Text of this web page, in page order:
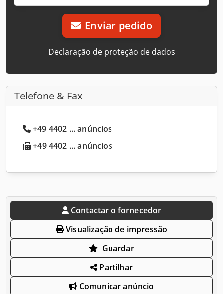
Enviar pedido
Declaração de proteção de dados
Telefone & Fax
+49 4402 ... anúncios
+49 4402 ... anúncios
Contactar o fornecedor
Visualização de impressão
Guardar
Partilhar
Comunicar anúncio